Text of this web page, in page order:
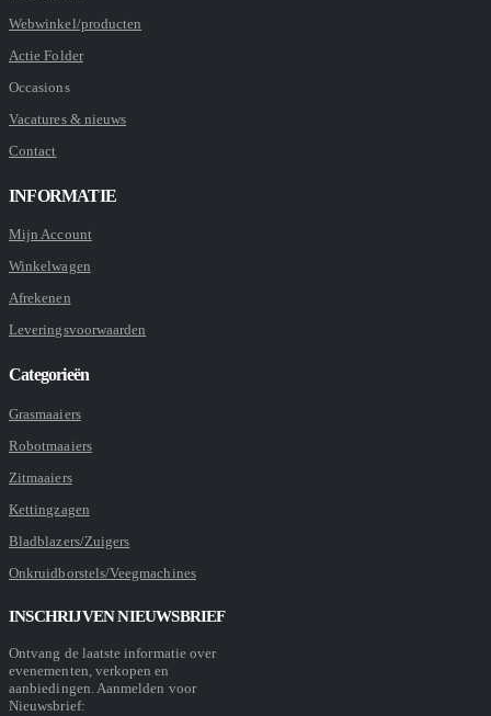
Webwinkel/producten
Actie Folder
Occasions
Vacatures & nieuws
Contact
INFORMATIE
Mijn Account
Winkelwagen
Afrekenen
Leveringsvoorwaarden
Categorieën
Grasmaaiers
Robotmaaiers
Zitmaaiers
Kettingzagen
Bladblazers/Zuigers
Onkruidborstels/Veegmachines
INSCHRIJVEN NIEUWSBRIEF
Ontvang de laatste informatie over
evenementen, verkopen en
aanbiedingen. Aanmelden voor
Nieuwsbrief: